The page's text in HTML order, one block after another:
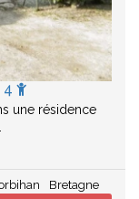
4
une résidence
Bretagne